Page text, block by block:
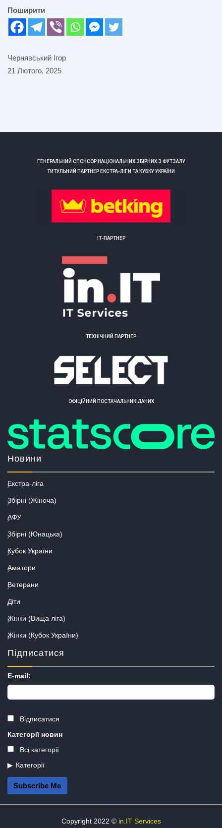
Поширити
Чернявський Ігор
21 Лютого, 2025
ГЕНЕРАЛЬНИЙ СПОНСОР НАЦІОНАЛЬНИХ ЗБІРНИХ З ФУТЗАЛУ
ТИТУЛЬНИЙ ПАРТНЕР ЕКСТРА-ЛІГИ ТА КУБКУ УКРАЇНИ
ІТ-ПАРТНЕР
ТЕХНІЧНИЙ ПАРТНЕР
ОФІЦІЙНИЙ ПОСТАЧАЛЬНИК ДАНИХ
Новини
Екстра-ліга
Збірні (Жіноча)
АФУ
Збірні (Юнацька)
Кубок України
Аматори
Ветерани
Діти
Жінки (Вища ліга)
Жінки (Кубок України)
Підписатися
E-mail:
Відписатися
Категорії новин
Всі категорії
Категорії
Subscribe Me
Copyright 2022 © in.IT Services